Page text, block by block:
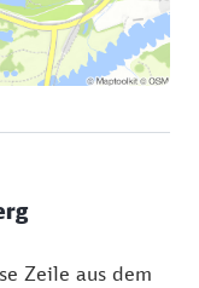
Zeile aus dem